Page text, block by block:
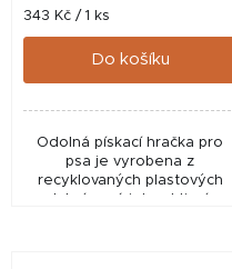
Měrná
cena:
343 Kč / 1 ks
Do košíku
Odolná pískací hračka pro
psa je vyrobena z
recyklovaných plastových